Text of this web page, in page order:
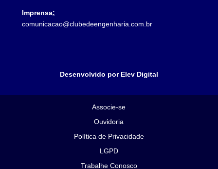
Imprensa:
comunicacao@clubedeengenharia.com.br
Desenvolvido por Elev Digital
Associe-se
Ouvidoria
Política de Privacidade
LGPD
Trabalhe Conosco